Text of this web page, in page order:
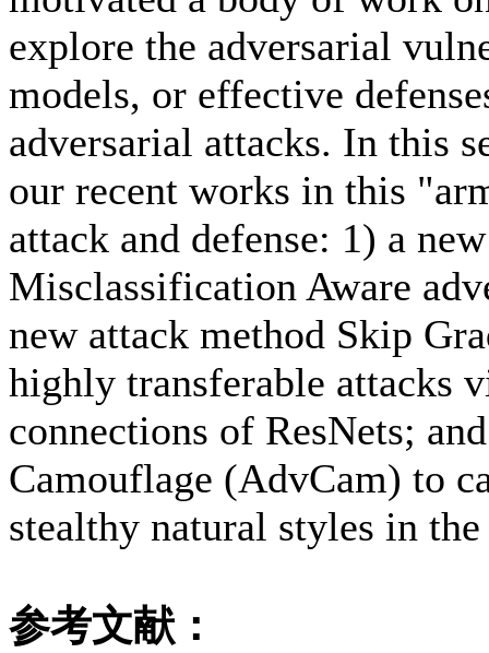
explore the adversarial
models, or effective
adversarial attacks. In this
our recent works in this
attack and defense: 1) a
Misclassification Aware
new attack method Skip
highly transferable attacks
connections of ResNets;
Camouflage (AdvCam) to
stealthy natural styles in
参考文献：